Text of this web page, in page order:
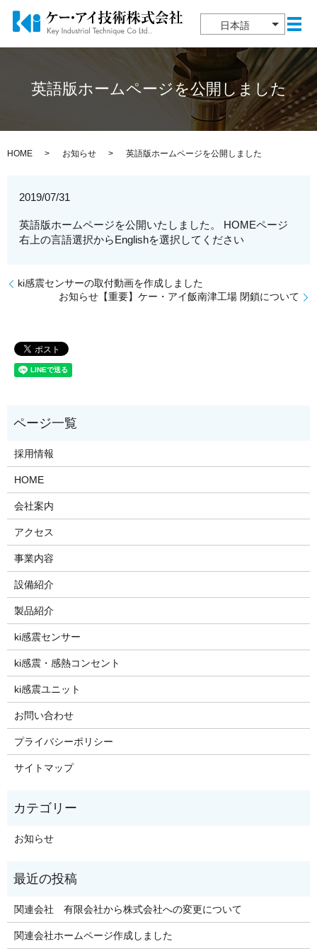
日本語 メ
英語版ホームページを公開しました
HOME お知らせ 英語版ホームページを公開しました
2019/07/31
英語版ホームページを公開いたしました。 HOMEページ
右上の言語選択からEnglishを選択してください
ki感震センサーの取付動画を作成しました
お知らせ【重要】ケー・アイ飯南津工場 閉鎖について
採用情報
HOME
会社案内
アクセス
事業内容
設備紹介
製品紹介
ki感震センサー
ki感震・感熱コンセント
ki感震ユニット
お問い合わせ
プライバシーポリシー
サイトマップ
お知らせ
関連会社 有限会社から株式会社への変更について
関連会社ホームページ作成しました